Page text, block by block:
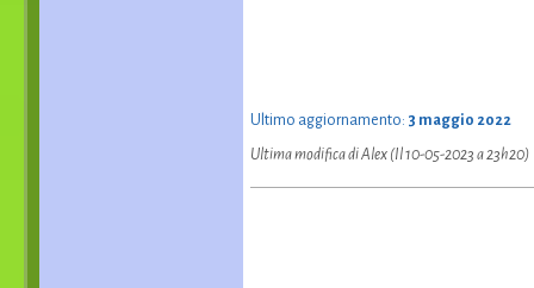
Ultimo aggiornamento: 3 maggio 2022
Ultima modifica di Alex (Il 10-05-2023 a 23h20)